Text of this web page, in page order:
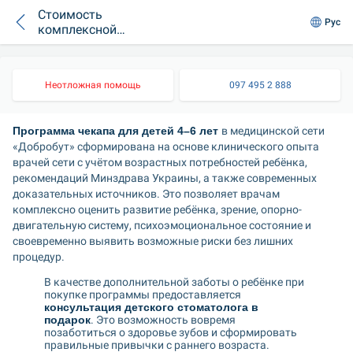
Стоимость
комплексной
программы «Садик
Рус
Неотложная помощь 097 495 2 888
Программа чекапа для детей 4–6 лет в медицинской сети
«Добробут» сформирована на основе клинического опыта
врачей сети с учётом возрастных потребностей ребёнка,
рекомендаций Минздрава Украины, а также современных
доказательных источников. Это позволяет врачам
комплексно оценить развитие ребёнка, зрение, опорно-
двигательную систему, психоэмоциональное состояние и
своевременно выявить возможные риски без лишних
процедур.
В качестве дополнительной заботы о ребёнке при
покупке программы предоставляется
консультация детского стоматолога в
подарок. Это возможность вовремя
позаботиться о здоровье зубов и сформировать
правильные привычки с раннего возраста.